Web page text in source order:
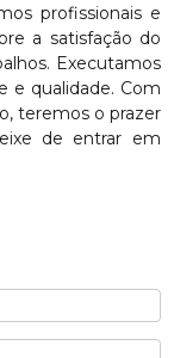
profissionais e
a satisfação do
Executamos
e qualidade. Com
teremos o prazer
de entrar em